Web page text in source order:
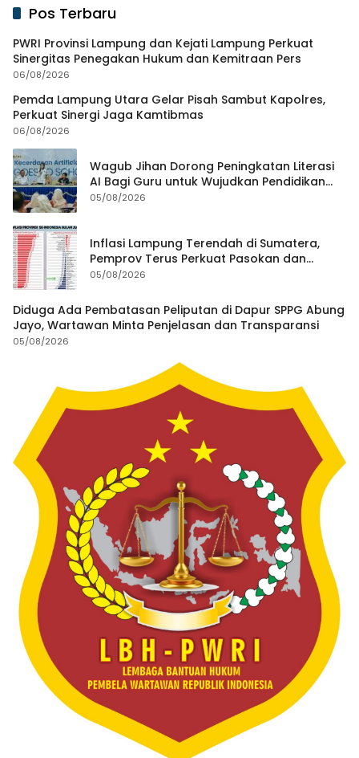
Pos Terbaru
PWRI Provinsi Lampung dan Kejati Lampung Perkuat
Sinergitas Penegakan Hukum dan Kemitraan Pers
06/08/2026
Pemda Lampung Utara Gelar Pisah Sambut Kapolres,
Perkuat Sinergi Jaga Kamtibmas
06/08/2026
Wagub Jihan Dorong Peningkatan Literasi
AI Bagi Guru untuk Wujudkan Pendidikan
Berkualitas
05/08/2026
Inflasi Lampung Terendah di Sumatera,
Pemprov Terus Perkuat Pasokan dan
Distribusi Pangan
05/08/2026
Diduga Ada Pembatasan Peliputan di Dapur SPPG Abung
Jayo, Wartawan Minta Penjelasan dan Transparansi
05/08/2026